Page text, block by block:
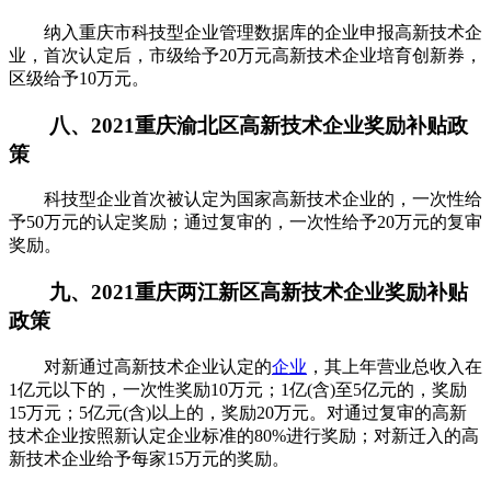
纳入重庆市科技型企业管理数据库的企业申报高新技术企
业，首次认定后，市级给予20万元高新技术企业培育创新券，
区级给予10万元。
八、2021重庆渝北区高新技术企业奖励补贴政
策
科技型企业首次被认定为国家高新技术企业的，一次性给
予50万元的认定奖励；通过复审的，一次性给予20万元的复审
奖励。
九、2021重庆两江新区高新技术企业奖励补贴
政策
对新通过高新技术企业认定的企业 ，其上年营业总收入在
1亿元以下的，一次性奖励10万元；1亿(含)至5亿元的，奖励
15万元；5亿元(含)以上的，奖励20万元。对通过复审的高新
技术企业按照新认定企业标准的80%进行奖励；对新迁入的高
新技术企业给予每家15万元的奖励。